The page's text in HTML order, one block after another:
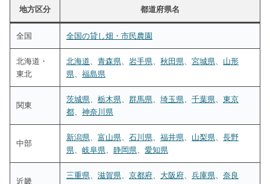
地方区分 都道府県名
全国 全国の貸し畑・市民農園
北海道・
東北
北海道 青森県 岩手県 秋田県 宮城県
山形
県
福島県
関東
茨城県 栃木県 群馬県 埼玉県 千葉県
東京
都
神奈川県
中部
新潟県 富山県 石川県 福井県 山梨県
長野
県
岐阜県 静岡県 愛知県
近畿
三重県 滋賀県 京都府 大阪府 兵庫県
奈良